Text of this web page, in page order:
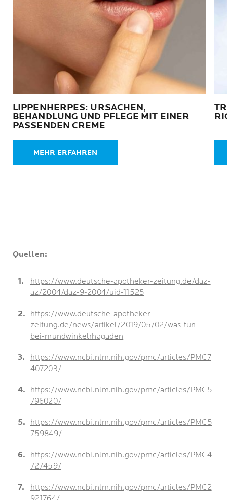
LIPPENHERPES: URSACHEN,
BEHANDLUNG UND PFLEGE MIT EINER
PASSENDEN CREME
MEHR ERFAHREN
Quellen:
https://www.deutsche-apotheker-zeitung.de/daz-
az/2004/daz-9-2004/uid-11525
https://www.deutsche-apotheker-
zeitung.de/news/artikel/2019/05/02/was-tun-
bei-mundwinkelrhagaden
https://www.ncbi.nlm.nih.gov/pmc/articles/PMC7
407203/
https://www.ncbi.nlm.nih.gov/pmc/articles/PMC5
796020/
https://www.ncbi.nlm.nih.gov/pmc/articles/PMC5
759849/
https://www.ncbi.nlm.nih.gov/pmc/articles/PMC4
727459/
https://www.ncbi.nlm.nih.gov/pmc/articles/PMC2